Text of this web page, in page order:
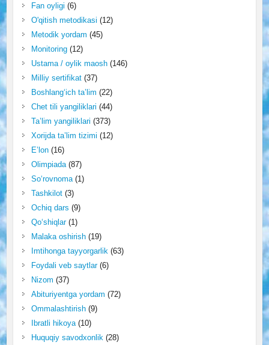
Fan oyligi (6)
O'qitish metodikasi (12)
Metodik yordam (45)
Monitoring(12)
Ustama / oylik maosh(146)
Milliy sertifikat(37)
Boshlang‘ich ta’lim (22)
Chet tili yangiliklari (44)
Ta’lim yangiliklari (373)
Xorijda ta’lim tizimi (12)
E’lon(16)
Olimpiada(87)
So‘rovnoma(1)
Tashkilot(3)
Ochiq dars (9)
Qo‘shiqlar(1)
Malaka oshirish(19)
Imtihonga tayyorgarlik (63)
Foydali veb saytlar(6)
Nizom (37)
Abituriyentga yordam (72)
Ommalashtirish(9)
Ibratli hikoya(10)
Huquqiy savodxonlik (28)